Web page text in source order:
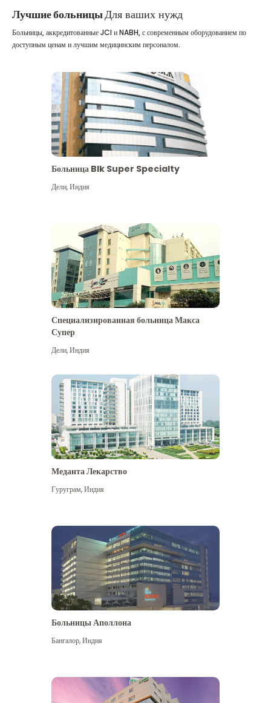
Лучшие больницыДля ваших нужд
Посмотреть больше
Больницы, аккредитованные JCI и NABH, с современным оборудованием по
доступным ценам и лучшим медицинским персоналом.
Больница Blk Super Specialty
Дели,Индия
Специализированная больница Макса
Супер
Дели,Индия
Меданта Лекарство
Гуруграм,Индия
Больницы Аполлона
Бангалор,Индия